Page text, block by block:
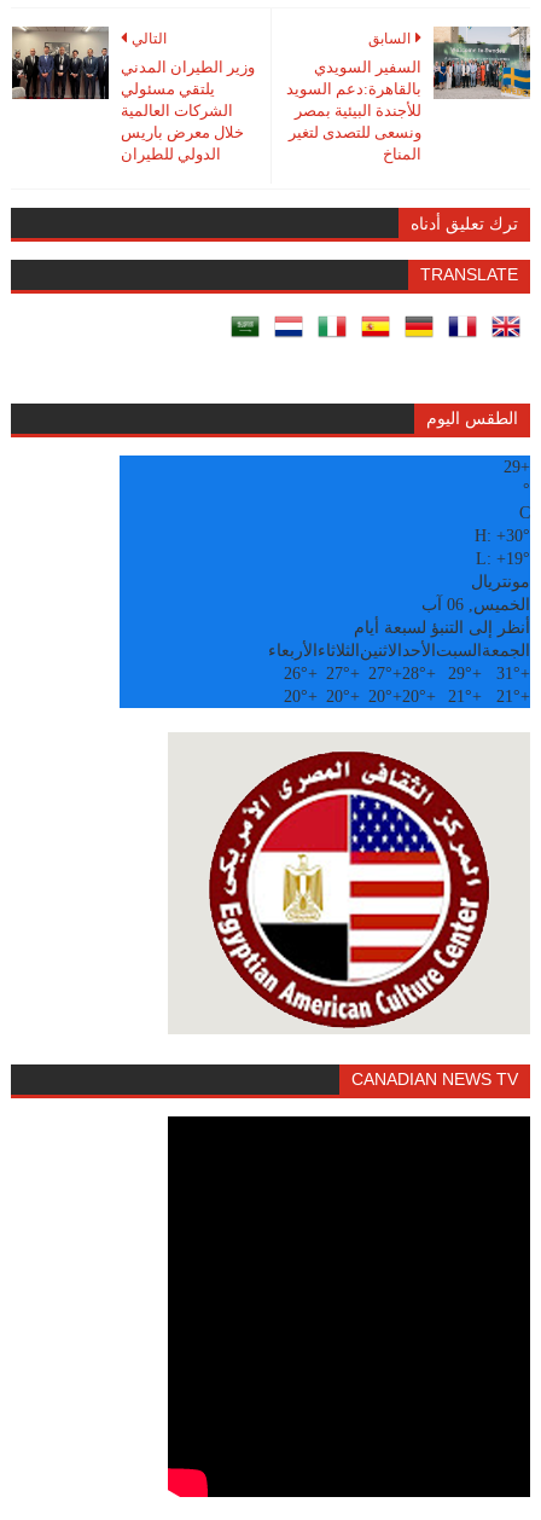
التالي
وزير الطيران المدني
يلتقي مسئولي
الشركات العالمية
خلال معرض باريس
الدولي للطيران
السابق
السفير السويدي
بالقاهرة:دعم السويد
للأجندة البيئية بمصر
ونسعى للتصدى لتغير
المناخ
ترك تعليق أدناه
TRANSLATE
الطقس اليوم
+
29
°
C
H:+30°
L:+19°
مونتريال
الخميس, 06 آب
أنظر إلى التنبؤ لسبعة أيام
الجمعة السبت الأحدالاثنين الثلاثاء الأربعاء
+
31°
+
29°
+
28°
+
27°
+
27°
+
26°
+
21°
+
21°
+
20°
+
20°
+
20°
+
20°
CANADIAN NEWS TV